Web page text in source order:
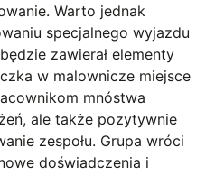
Warto jednak
specjalnego wyjazdu
zawierał elementy
w malownicze miejsce
mnóstwa
ale także pozytywnie
zespołu. Grupa wróci
doświadczenia i